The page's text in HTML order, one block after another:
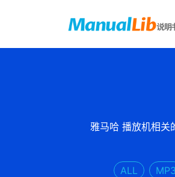
雅马哈 播放机相关
ALL MP3